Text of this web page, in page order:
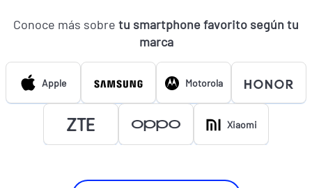
Conoce más sobre tu smartphone favorito según tu
marca
Apple Motorola
Xiaomi